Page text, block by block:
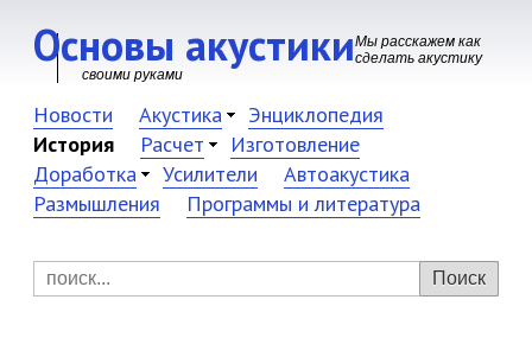
Основы акустикиМы расскажем как
сделать акустику
своими руками
Новости Акустика
Энциклопедия
История
Расчет
Изготовление
Доработка
Усилители
Автоакустика
Размышления
Программы и литература